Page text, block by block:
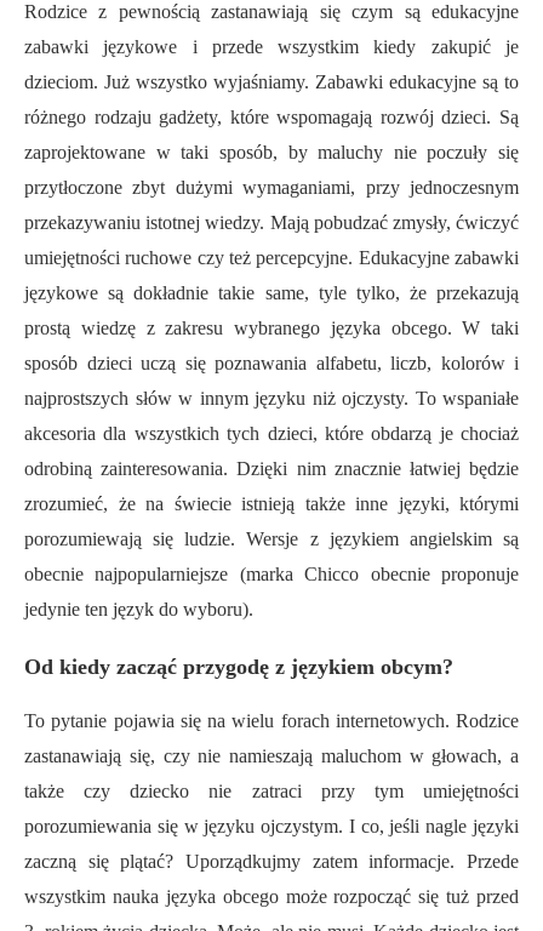
Rodzice z pewnością zastanawiają się czym są edukacyjne
zabawki językowe i przede wszystkim kiedy zakupić je
dzieciom. Już wszystko wyjaśniamy. Zabawki edukacyjne są to
różnego rodzaju gadżety, które wspomagają rozwój dzieci. Są
zaprojektowane w taki sposób, by maluchy nie poczuły się
przytłoczone zbyt dużymi wymaganiami, przy jednoczesnym
przekazywaniu istotnej wiedzy. Mają pobudzać zmysły, ćwiczyć
umiejętności ruchowe czy też percepcyjne. Edukacyjne zabawki
językowe są dokładnie takie same, tyle tylko, że przekazują
prostą wiedzę z zakresu wybranego języka obcego. W taki
sposób dzieci uczą się poznawania alfabetu, liczb, kolorów i
najprostszych słów w innym języku niż ojczysty. To wspaniałe
akcesoria dla wszystkich tych dzieci, które obdarzą je chociaż
odrobiną zainteresowania. Dzięki nim znacznie łatwiej będzie
zrozumieć, że na świecie istnieją także inne języki, którymi
porozumiewają się ludzie. Wersje z językiem angielskim są
obecnie najpopularniejsze (marka Chicco obecnie proponuje
jedynie ten język do wyboru).
Od kiedy zacząć przygodę z językiem obcym?
To pytanie pojawia się na wielu forach internetowych. Rodzice
zastanawiają się, czy nie namieszają maluchom w głowach, a
także czy dziecko nie zatraci przy tym umiejętności
porozumiewania się w języku ojczystym. I co, jeśli nagle języki
zaczną się plątać? Uporządkujmy zatem informacje. Przede
wszystkim nauka języka obcego może rozpocząć się tuż przed